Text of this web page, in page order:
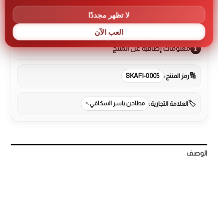
معلومات إضافية عن المنتج
رمز المنتج: SKAFI-0005
العلامة التجارية: مطاحن ياسر السكافي
الوصف
لا تظهر مجددًا
العب الآن